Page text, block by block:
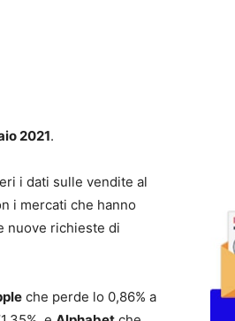
2021.
i dati sulle vendite al
i mercati che hanno
nuove richieste di
che perde lo 0,86% a